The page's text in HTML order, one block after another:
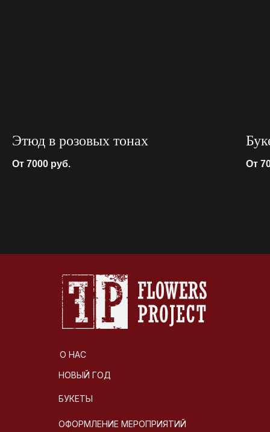
Этюд в розовых тонах
От 7000 руб. От
О НАС
НОВЫЙ ГОД
БУКЕТЫ
ОФОРМЛЕНИЕ МЕРОПРИЯТИЙ